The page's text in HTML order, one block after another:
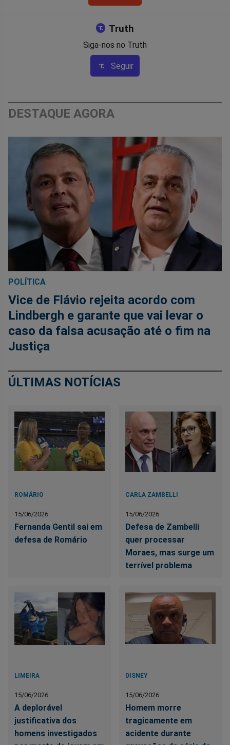
Truth
Siga-nos no Truth
Seguir
DESTAQUE AGORA
POLÍTICA
Vice de Flávio rejeita acordo com
Lindbergh e garante que vai levar o
caso da falsa acusação até o fim na
Justiça
ÚLTIMAS NOTÍCIAS
ROMÁRIO
15/06/2026
Fernanda Gentil sai em
defesa de Romário
CARLA ZAMBELLI
15/06/2026
Defesa de Zambelli
quer processar
Moraes, mas surge um
terrível problema
LIMEIRA
15/06/2026
A deplorável
justificativa dos
homens investigados
DISNEY
15/06/2026
Homem morre
tragicamente em
acidente durante